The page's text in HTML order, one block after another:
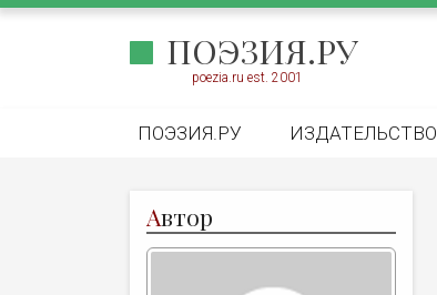
ПОЭЗИЯ.РУ
poezia.ru est. 2001
ПОЭЗИЯ.РУ ИЗДАТЕЛЬСТВО
Автор